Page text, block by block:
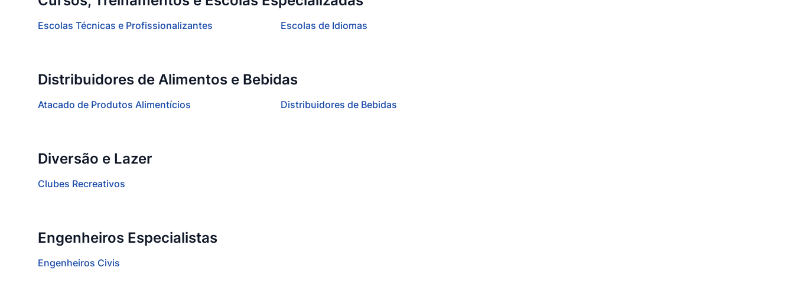
Escolas Técnicas e Profissionalizantes Escolas de Idiomas
Distribuidores de Alimentos e Bebidas
Atacado de Produtos Alimentícios Distribuidores de Bebidas
Diversão e Lazer
Clubes Recreativos
Engenheiros Especialistas
Engenheiros Civis